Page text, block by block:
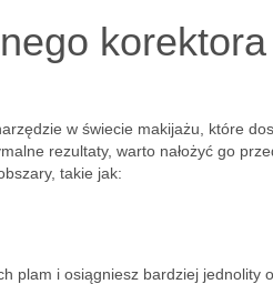
w świecie makijażu, które
rezultaty, warto nałożyć go
takie jak:
plam i osiągniesz bardziej jednolity